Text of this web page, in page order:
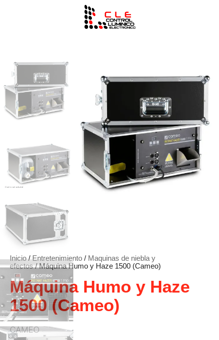
Inicio/Entretenimiento / Maquinas de niebla y
efectos/ Máquina Humo y Haze 1500 (Cameo)
Máquina Humo y Haze
1500 (Cameo)
CAMEO